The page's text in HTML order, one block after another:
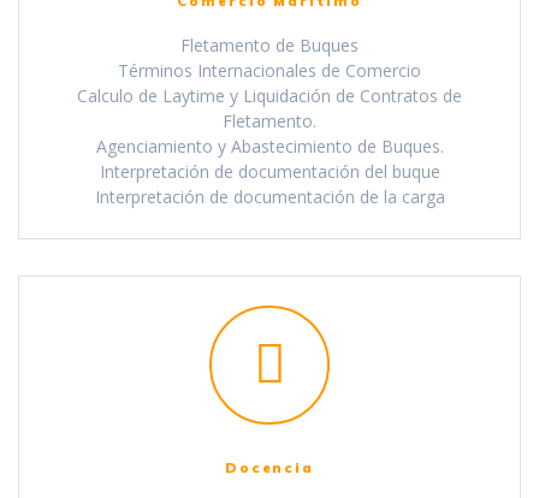
Fletamento de Buques
Términos Internacionales de Comercio
Calculo de Laytime y Liquidación de Contratos de
Fletamento.
Agenciamiento y Abastecimiento de Buques.
Interpretación de documentación del buque
Interpretación de documentación de la carga
Docencia